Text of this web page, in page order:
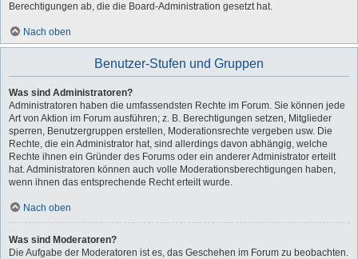
Berechtigungen ab, die die Board-Administration gesetzt hat.
Nach oben
Benutzer-Stufen und Gruppen
Was sind Administratoren?
Administratoren haben die umfassendsten Rechte im Forum. Sie können jede
Art von Aktion im Forum ausführen; z. B. Berechtigungen setzen, Mitglieder
sperren, Benutzergruppen erstellen, Moderationsrechte vergeben usw. Die
Rechte, die ein Administrator hat, sind allerdings davon abhängig, welche
Rechte ihnen ein Gründer des Forums oder ein anderer Administrator erteilt
hat. Administratoren können auch volle Moderationsberechtigungen haben,
wenn ihnen das entsprechende Recht erteilt wurde.
Nach oben
Was sind Moderatoren?
Die Aufgabe der Moderatoren ist es, das Geschehen im Forum zu beobachten.